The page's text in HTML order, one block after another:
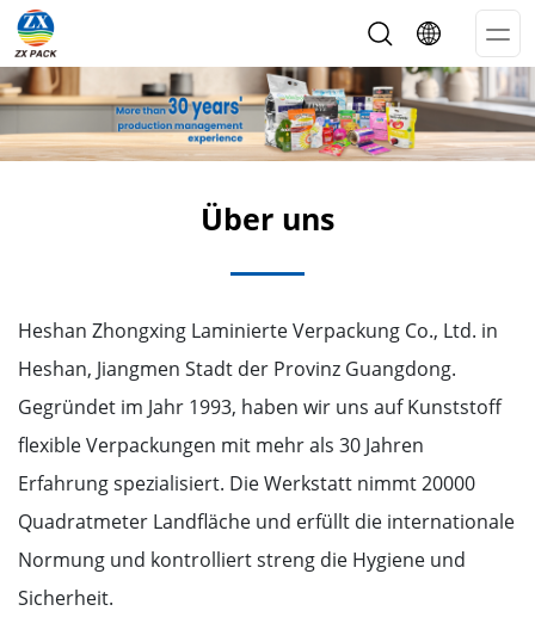
Über uns
Heshan Zhongxing Laminierte Verpackung Co., Ltd. in
Heshan, Jiangmen Stadt der Provinz Guangdong.
Gegründet im Jahr 1993, haben wir uns auf Kunststoff
flexible Verpackungen mit mehr als 30 Jahren
Erfahrung spezialisiert. Die Werkstatt nimmt 20000
Quadratmeter Landfläche und erfüllt die internationale
Normung und kontrolliert streng die Hygiene und
Sicherheit.